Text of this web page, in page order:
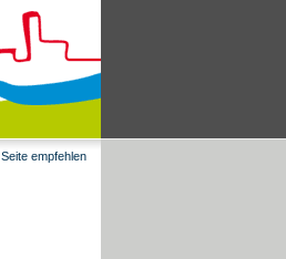
Seite empfehlen